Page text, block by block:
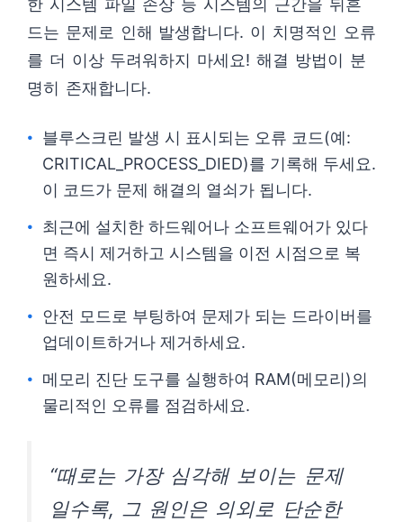
한 시스템 파일 손상 등 시스템의 근간을 뒤흔
드는 문제로 인해 발생합니다. 이 치명적인 오류
를 더 이상 두려워하지 마세요! 해결 방법이 분
명히 존재합니다.
블루스크린 발생 시 표시되는 오류 코드(예:
CRITICAL_PROCESS_DIED)를 기록해 두세요.
이 코드가 문제 해결의 열쇠가 됩니다.
최근에 설치한 하드웨어나 소프트웨어가 있다
면 즉시 제거하고 시스템을 이전 시점으로 복
원하세요.
안전 모드로 부팅하여 문제가 되는 드라이버를
업데이트하거나 제거하세요.
메모리 진단 도구를 실행하여 RAM(메모리)의
물리적인 오류를 점검하세요.
“때로는 가장 심각해 보이는 문제
일수록, 그 원인은 의외로 단순한